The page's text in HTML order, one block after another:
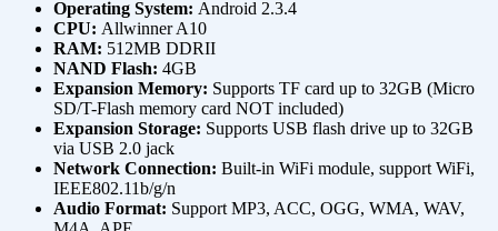
Operating System: Android 2.3.4
CPU: Allwinner A10
RAM: 512MB DDRII
NAND Flash: 4GB
Expansion Memory: Supports TF card up to 32GB (Micro
SD/T-Flash memory card NOT included)
Expansion Storage: Supports USB flash drive up to 32GB
via USB 2.0 jack
Network Connection: Built-in WiFi module, support WiFi,
IEEE802.11b/g/n
Audio Format: Support MP3, ACC, OGG, WMA, WAV,